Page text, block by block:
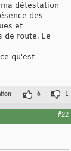
détestation
des
et
de route. Le
qu'est
6 1
#22